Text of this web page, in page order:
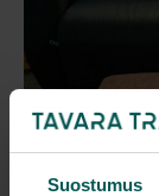
Suostumus